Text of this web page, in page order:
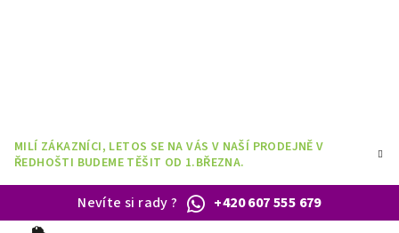
MILÍ ZÁKAZNÍCI, LETOS SE NA VÁS V NAŠÍ PRODEJNĚ V
ŘEDHOŠTI BUDEME TĚŠIT OD 1.BŘEZNA.
Nevíte si rady? +420 607 555 679